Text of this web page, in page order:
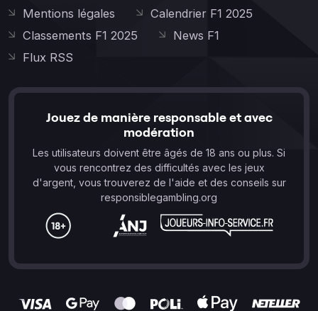
Mentions légales
Calendrier F1 2025
Classements F1 2025
News F1
Flux RSS
Jouez de manière responsable et avec
modération
Les utilisateurs doivent être âgés de 18 ans ou plus. Si
vous rencontrez des difficultés avec les jeux
d'argent, vous trouverez de l'aide et des conseils sur
responsiblegambling.org